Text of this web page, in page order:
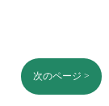
次のページ >